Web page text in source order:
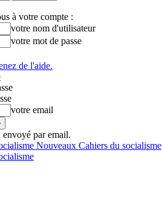
à votre compte :
votre nom d'utilisateur
votre mot de passe
de l'aide.
votre email
envoyé par email.
Nouveaux Cahiers du socialisme